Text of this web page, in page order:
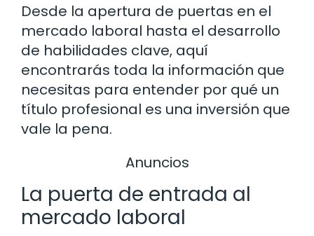
Desde la apertura de puertas en el
mercado laboral hasta el desarrollo
de habilidades clave, aquí
encontrarás toda la información que
necesitas para entender por qué un
título profesional es una inversión que
vale la pena.
Anuncios
La puerta de entrada al
mercado laboral